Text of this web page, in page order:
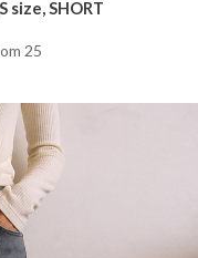
size, SHORT
25